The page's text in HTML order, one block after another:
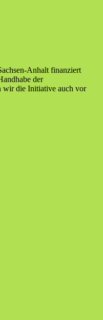
Anhalt finanziert
der
wir die Initiative auch vor